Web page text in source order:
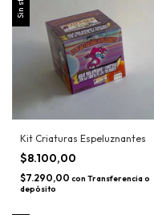
Kit Criaturas Espeluznantes
$8.100,00
$7.290,00 con Transferencia o
depósito